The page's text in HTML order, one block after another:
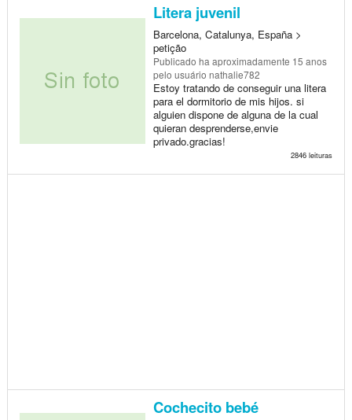
Litera juvenil
Barcelona, Catalunya, España >
petição
Publicado ha aproximadamente 15 anos
pelo usuário nathalie782
Estoy tratando de conseguir una litera
para el dormitorio de mis hijos. si
alguien dispone de alguna de la cual
quieran desprenderse,envie
privado.gracias!
2846 leituras
Cochecito bebé